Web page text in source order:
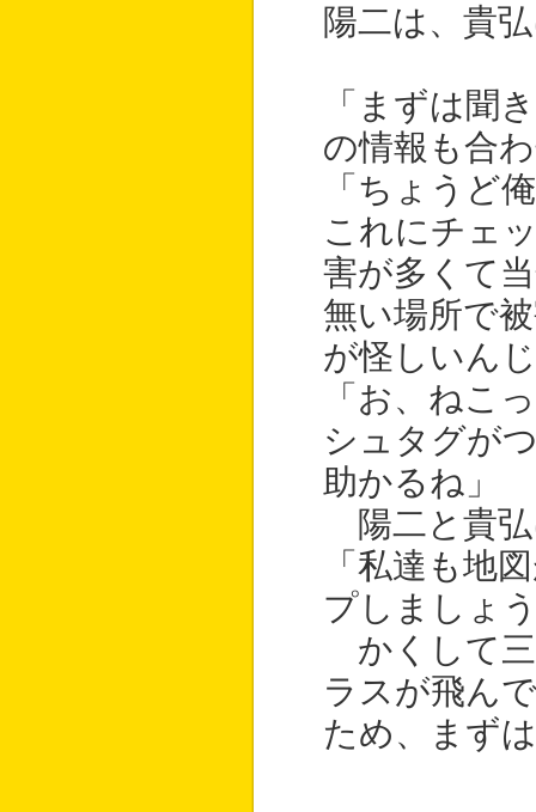
陽二は、貴
「まずは聞
の情報も合
「ちょうど
これにチェ
害が多くて
無い場所で
が怪しいん
「お、ねこ
シュタグが
助かるね」
陽二と貴弘
「私達も地
プしましょ
かくして三
ラスが飛ん
ため、まず